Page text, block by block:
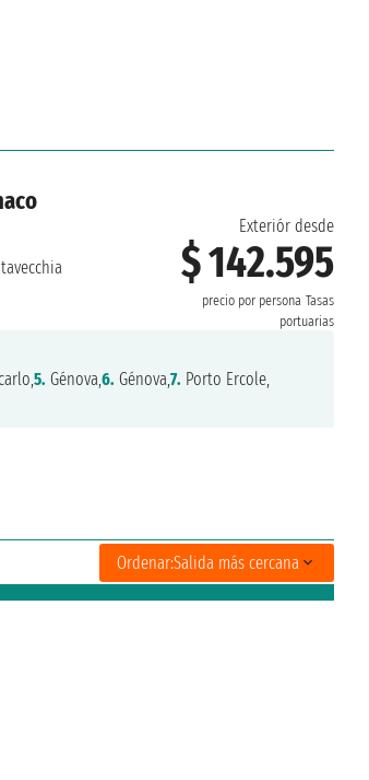
Exteriór desde
$ 142.595
precio por persona Tasas
portuarias
5. Génova,6. Génova,7. Porto Ercole,
Ordenar:Salida más cercana